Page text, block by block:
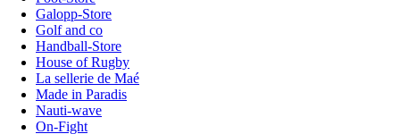
Galopp-Store
Golf and co
Handball-Store
House of Rugby
La sellerie de Maé
Made in Paradis
Nauti-wave
On-Fight